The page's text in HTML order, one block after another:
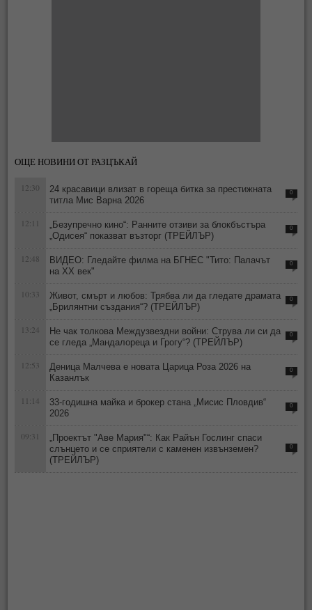
ОЩЕ НОВИНИ ОТ РАЗЦЪКАЙ
12:30
24 красавици влизат в гореща битка за престижната
титла Мис Варна 2026
0
12:11
„Безупречно кино“: Ранните отзиви за блокбъстъра
„Одисея“ показват възторг (ТРЕЙЛЪР)
0
12:48
ВИДЕО: Гледайте филма на БГНЕС "Тито: Палачът
на ХХ век"
0
10:33
Живот, смърт и любов: Трябва ли да гледате драмата
„Брилянтни създания“? (ТРЕЙЛЪР)
0
13:24
Не чак толкова Междузвездни войни: Струва ли си да
се гледа „Мандалореца и Грогу“? (ТРЕЙЛЪР)
0
12:53
Деница Малчева е новата Царица Роза 2026 на
Казанлък
0
11:14
33-годишна майка и брокер стана „Мисис Пловдив“
2026
0
09:31
„Проектът "Аве Мария"“: Как Райън Гослинг спаси
слънцето и се сприятели с каменен извънземен?
(ТРЕЙЛЪР)
0